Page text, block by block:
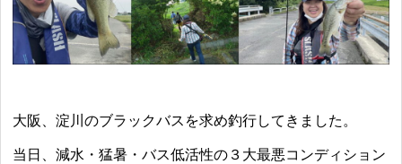
大阪、淀川のブラックバスを求め釣行してきました。
当日、減水・猛暑・バス低活性の３大最悪コンディション